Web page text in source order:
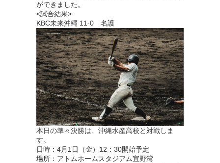
ができました。
<試合結果>
KBC未来沖縄 11-0 名護
本日の準々決勝は、沖縄水産高校と対戦しま
す。
日時：4月1日（金）12：30開始予定
場所：アトムホームスタジアム宜野湾